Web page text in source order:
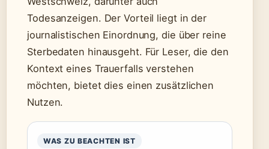
Todesanzeigen. Der Vorteil liegt in der
journalistischen Einordnung, die über reine
Sterbedaten hinausgeht. Für Leser, die den
Kontext eines Trauerfalls verstehen
möchten, bietet dies einen zusätzlichen
Nutzen.
WAS ZU BEACHTEN IST